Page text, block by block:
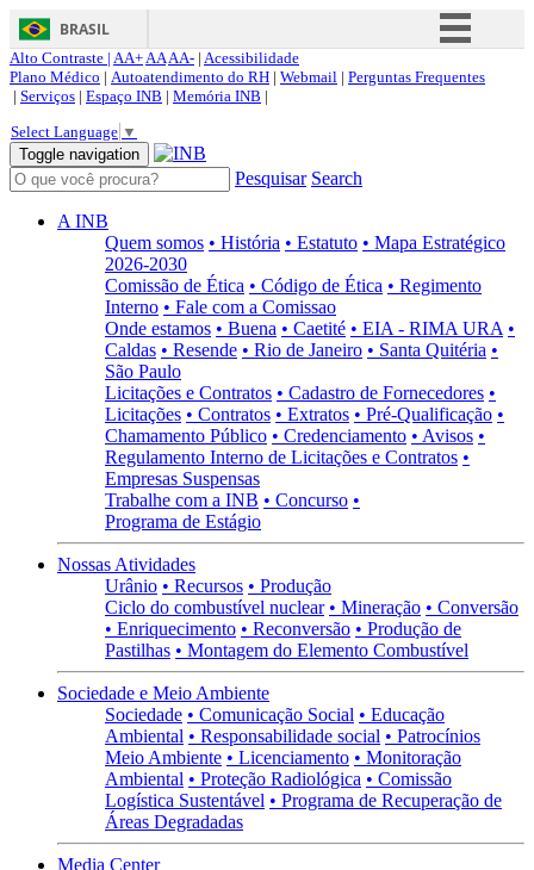
BRASIL
Simplifique!
Acesso à informação
Canais
Alto Contraste | AA+AAAA- | Acessibilidade
Plano Médico | Autoatendimento do RH | Webmail | Perguntas Frequentes
| Serviços | Espaço INB | Memória INB |
Select Language ▼
Toggle navigation
Pesquisar Search
A INB
Quem somos • História • Estatuto • Mapa Estratégico
2026-2030
Comissão de Ética • Código de Ética • Regimento
Interno • Fale com a Comissao
Onde estamos • Buena • Caetité • EIA - RIMA URA •
Caldas • Resende • Rio de Janeiro • Santa Quitéria •
São Paulo
Licitações e Contratos • Cadastro de Fornecedores •
Licitações • Contratos • Extratos • Pré-Qualificação •
Chamamento Público • Credenciamento • Avisos •
Regulamento Interno de Licitações e Contratos •
Empresas Suspensas
Trabalhe com a INB • Concurso •
Programa de Estágio
Nossas Atividades
Urânio • Recursos • Produção
Ciclo do combustível nuclear • Mineração • Conversão
• Enriquecimento • Reconversão • Produção de
Pastilhas • Montagem do Elemento Combustível
Sociedade e Meio Ambiente
Sociedade • Comunicação Social • Educação
Ambiental • Responsabilidade social • Patrocínios
Meio Ambiente • Licenciamento • Monitoração
Ambiental • Proteção Radiológica • Comissão
Logística Sustentável • Programa de Recuperação de
Áreas Degradadas
Media Center